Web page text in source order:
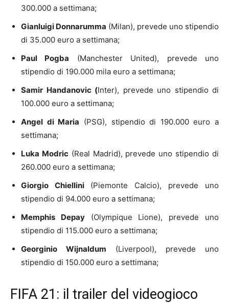
300.000 a settimana;
Gianluigi Donnarumma (Milan), prevede uno stipendio
di 35.000 euro a settimana;
Paul Pogba (Manchester United), prevede uno
stipendio di 190.000 mila euro a settimana;
Samir Handanovic (Inter), prevede uno stipendio di
100.000 euro a settimana;
Angel di Maria (PSG), stipendio di 190.000 euro a
settimana;
Luka Modric(Real Madrid), prevede uno stipendio di
260.000 euro a settimana;
Giorgio Chiellini (Piemonte Calcio), prevede uno
stipendio di 94.000 euro a settimana;
Memphis Depay(Olympique Lione), prevede uno
stipendio di 115.000 euro a settimana;
Georginio Wijnaldum (Liverpool), prevede uno
stipendio di 150.000 euro a settimana;
FIFA 21: il trailer del videogioco